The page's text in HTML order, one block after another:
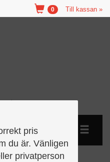
pris
du är. Vänligen
privatperson
Till kassan »
0